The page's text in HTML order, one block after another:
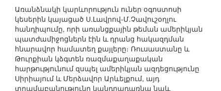
Առանձնակի կարևորություն ուներ օգոստոսի
կեսերին կայացած Ս.Լավրով-Մ.Չավուշօղլու
հանդիպումը, որի առանցքային թեման ամերիկյան
պատժամիջոցներն էին և դրանց հակազդման
հնարավոր համատեղ քայլերը։ Ռուսաստանը և
Թուրքիան կձգտեն ռազմաքաղաքական
հարթությունում զսպել ամերիկյան ազդեցությունը
Սիրիայում և Մերձավոր Արևելքում, այդ
տրամաբանությունը կանդրադառնա նաև